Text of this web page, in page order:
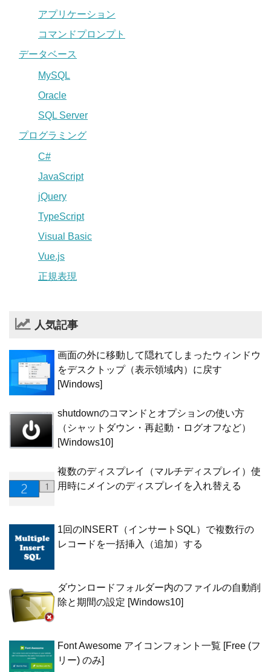
アプリケーション
コマンドプロンプト
データベース
MySQL
Oracle
SQL Server
プログラミング
C#
JavaScript
jQuery
TypeScript
Visual Basic
Vue.js
正規表現
人気記事
画面の外に移動して隠れてしまったウィンドウ
をデスクトップ（表示領域内）に戻す
[Windows]
shutdownのコマンドとオプションの使い方
（シャットダウン・再起動・ログオフなど）
[Windows10]
複数のディスプレイ（マルチディスプレイ）使
用時にメインのディスプレイを入れ替える
1回のINSERT（インサートSQL）で複数行の
レコードを一括挿入（追加）する
ダウンロードフォルダー内のファイルの自動削
除と期間の設定 [Windows10]
Font Awesome アイコンフォント一覧 [Free (フ
リー) のみ]